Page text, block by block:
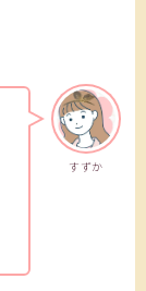
すずか